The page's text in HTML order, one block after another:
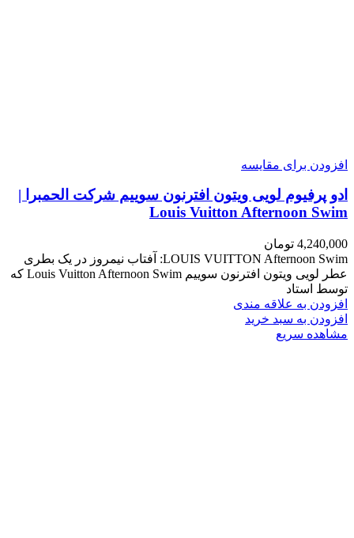
افزودن برای مقایسه
ادو پرفیوم لویی ویتون افترنون سوییم شرکت الحمبرا |
Louis Vuitton Afternoon Swim
4,240,000 تومان
LOUIS VUITTON Afternoon Swim: آفتاب نیمروز در یک بطری
عطر لویی ویتون افترنون سوییم Louis Vuitton Afternoon Swim که
توسط استاد
افزودن به علاقه مندی
افزودن به سبد خرید
مشاهده سریع